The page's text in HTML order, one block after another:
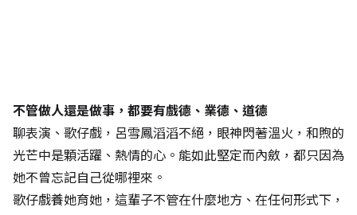
不管做人還是做事，都要有戲德、業德、道德
聊表演、歌仔戲，呂雪鳳滔滔不絕，眼神閃著溫火，和煦的
光芒中是顆活躍、熱情的心。能如此堅定而內斂，都只因為
她不曾忘記自己從哪裡來。
歌仔戲養她育她，這輩子不管在什麼地方、在任何形式下，